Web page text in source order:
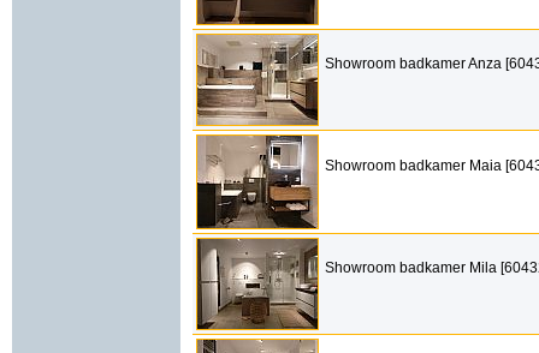
Showroom badkamer Anza
Showroom badkamer Maia
Showroom badkamer Mila